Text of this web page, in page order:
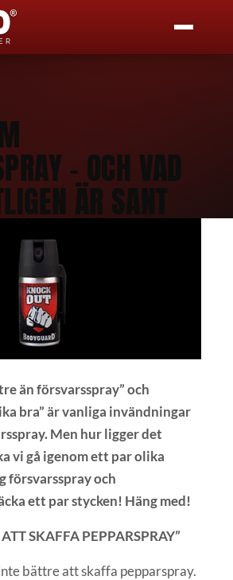
E R
– OCH VAD
ÄR SANT
än försvarsspray” och
bra” är vanliga invändningar
Men hur ligger det
vi gå igenom ett par olika
försvarsspray och
ett par stycken! Häng med!
SKAFFA PEPPARSPRAY”
bättre att skaffa pepparspray.